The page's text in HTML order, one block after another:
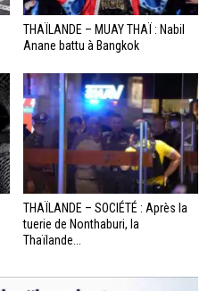
THAÏLANDE – MUAY THAÏ : Nabil
Anane battu à Bangkok
THAÏLANDE – SOCIÉTÉ : Après la
tuerie de Nonthaburi, la
Thaïlande...